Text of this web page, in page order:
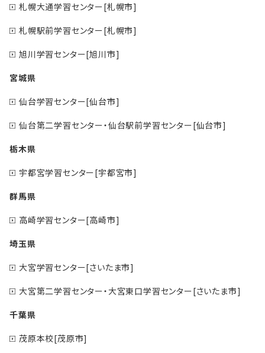
札幌大通学習センター[札幌市]
札幌駅前学習センター[札幌市]
旭川学習センター[旭川市]
宮城県
仙台学習センター[仙台市]
仙台第二学習センター・仙台駅前学習センター[仙台市]
栃木県
宇都宮学習センター[宇都宮市]
群馬県
高崎学習センター[高崎市]
埼玉県
大宮学習センター[さいたま市]
大宮第二学習センター・大宮東口学習センター[さいたま市]
千葉県
茂原本校[茂原市]